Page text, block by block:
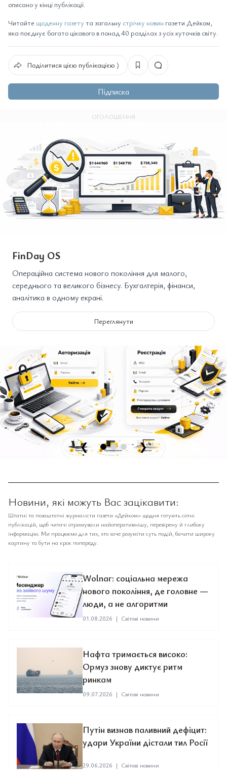
описано у кінці публікації.
Читайте щоденну газету та загальну стрічку новин газети Дейком,
яка поєднує багато цікавого в понад 40 розділах з усіх куточків світу.
Поділитися цією публікацією ⟩
Підписка
ОГОЛОШЕННЯ
FinDay OS
Операційна система нового покоління для малого,
середнього та великого бізнесу. Бухгалтерія, фінанси,
аналітика в одному екрані.
Переглянути
❮ ❯
Новини, які можуть Вас зацікавити:
Штатні та позаштатні журналісти газети «Дейком» щодня готують сотні
публікацій, щоб читачі отримували найоперативнішу, перевірену й глибоку
інформацію. Ми працюємо для тих, хто хоче розуміти суть подій, бачити широку
картину та бути на крок попереду.
Wolnar: соціальна мережа
нового покоління, де головне —
люди, а не алгоритми
01.08.2026 | Світові новини
Нафта тримається високо:
Ормуз знову диктує ритм
ринкам
09.07.2026 | Світові новини
Путін визнав паливний дефіцит:
удари України дістали тил Росії
29.06.2026 | Світові новини